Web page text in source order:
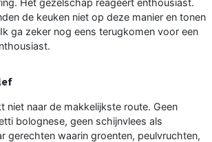
de keuken niet op deze manier en tonen
ga zeker nog eens terugkomen voor een
niet naar de makkelijkste route. Geen
bolognese, geen schijnvlees als
gerechten waarin groenten, peulvruchten,